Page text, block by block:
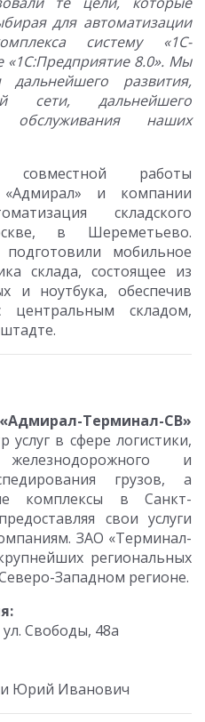
для автоматизации
систему «1С-
«1С:Предприятие 8.0». Мы
развития,
сети, дальнейшего
обслуживания наших
работы
«Адмирал» и компании
складского
в Шереметьево.
мобильное
склада, состоящее из
и ноутбука, обеспечив
складом,
Терминал-СВ»
услуг в сфере логистики,
и
грузов, а
комплексы в Санкт-
свои услуги
ЗАО «Терминал-
региональных
Западном регионе.
Свободы, 48а
Юрий Иванович